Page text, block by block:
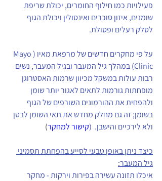
פעילויות כמו חילוף החומרים, יכולת שריפת
שומנים, איזון סוכרים ואינסולין ויכולת הגוף
לסלק רעלים ופסולת.
על פי מחקרים חדשים של מרפאת מאיו (Mayo
Clinic) במהלך גיל המעבר ובגיל המעבר, נשים
רבות עולות במשקל מכיוון שרמות האסטרוגן
מופחתות גורמות לתאים לאגור יותר שומן
ולהפחית את ההורמונים השורפים של הגוף
בשומן; זה גם מחלק מחדש את תאי השומן לבטן
ולא לירכיים והישבן.  (קישור למחקר)
כיצד ניתן באופן טבעי לסייע בהפחתת תסמיני
גיל המעבר:
איכלו תזונה עשירה בפירות וירקות - מחקר